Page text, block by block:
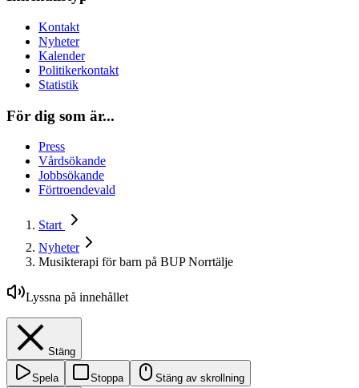
Kontakt
Nyheter
Kalender
Politikerkontakt
Statistik
För dig som är...
Press
Vårdsökande
Jobbsökande
Förtroendevald
Start
Nyheter
Musikterapi för barn på BUP Norrtälje
Lyssna på innehållet
Stäng
Spela Stoppa Stäng av skrollning